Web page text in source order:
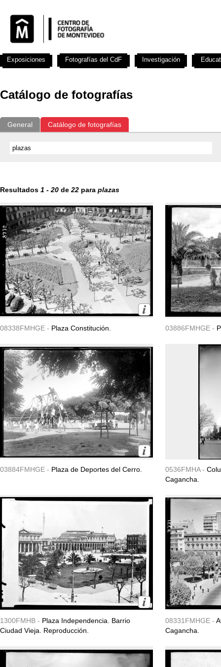
Catálogo de fotografías
General Catálogo de fotografías
Resultados 1 - 20 de 22 para plazas
08338FMHGE - Plaza Constitución. 03886FMHGE -
03884FMHGE - Plaza de Deportes del Cerro. 0536FMHA -
Cagancha.
1300FMHB - Plaza Independencia. Barrio
Ciudad Vieja. Reproducción.
08331FMHGE -
Cagancha.
Exposiciones Fotografías del CdF Investigación